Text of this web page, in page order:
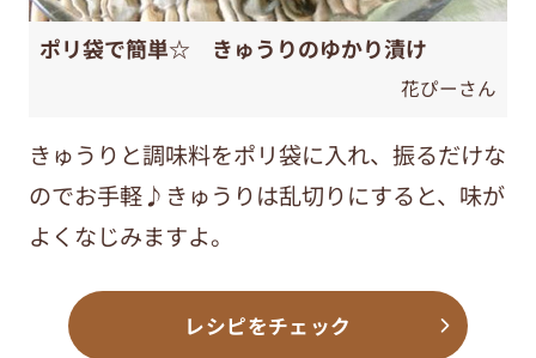
ポリ袋で簡単☆ きゅうりのゆかり漬け
花ぴーさん
きゅうりと調味料をポリ袋に入れ、振るだけな
のでお手軽♪きゅうりは乱切りにすると、味が
よくなじみますよ。
レシピをチェック